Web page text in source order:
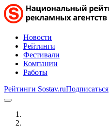
Новости
Рейтинги
Фестивали
Компании
Работы
Рейтинги Sostav.ruПодписаться